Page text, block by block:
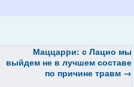
Маццарри: с Лацио мы
выйдем не в лучшем составе
по причине травм →